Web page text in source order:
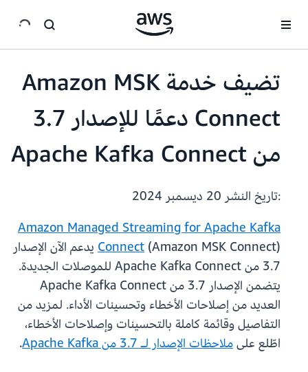
تضيف خدمة Amazon MSK
Connect دعمًا للإصدار 3.7
من Apache Kafka Connect
:تاريخ النشر
Amazon Managed Streaming for Apache Kafka
Connect (Amazon MSK Connect) يدعم الآن الإصدار
3.7 من Apache Kafka Connect للموصلات الجديدة.
يتضمن الإصدار 3.7 من Apache Kafka Connect
العديد من إصلاحات الأخطاء وتحسينات الأداء. لمزيد من
التفاصيل وقائمة كاملة بالتحسينات وإصلاحات الأخطاء،
اطّلع علىملاحظات الإصدار لـ 3.7 من Apache Kafka .